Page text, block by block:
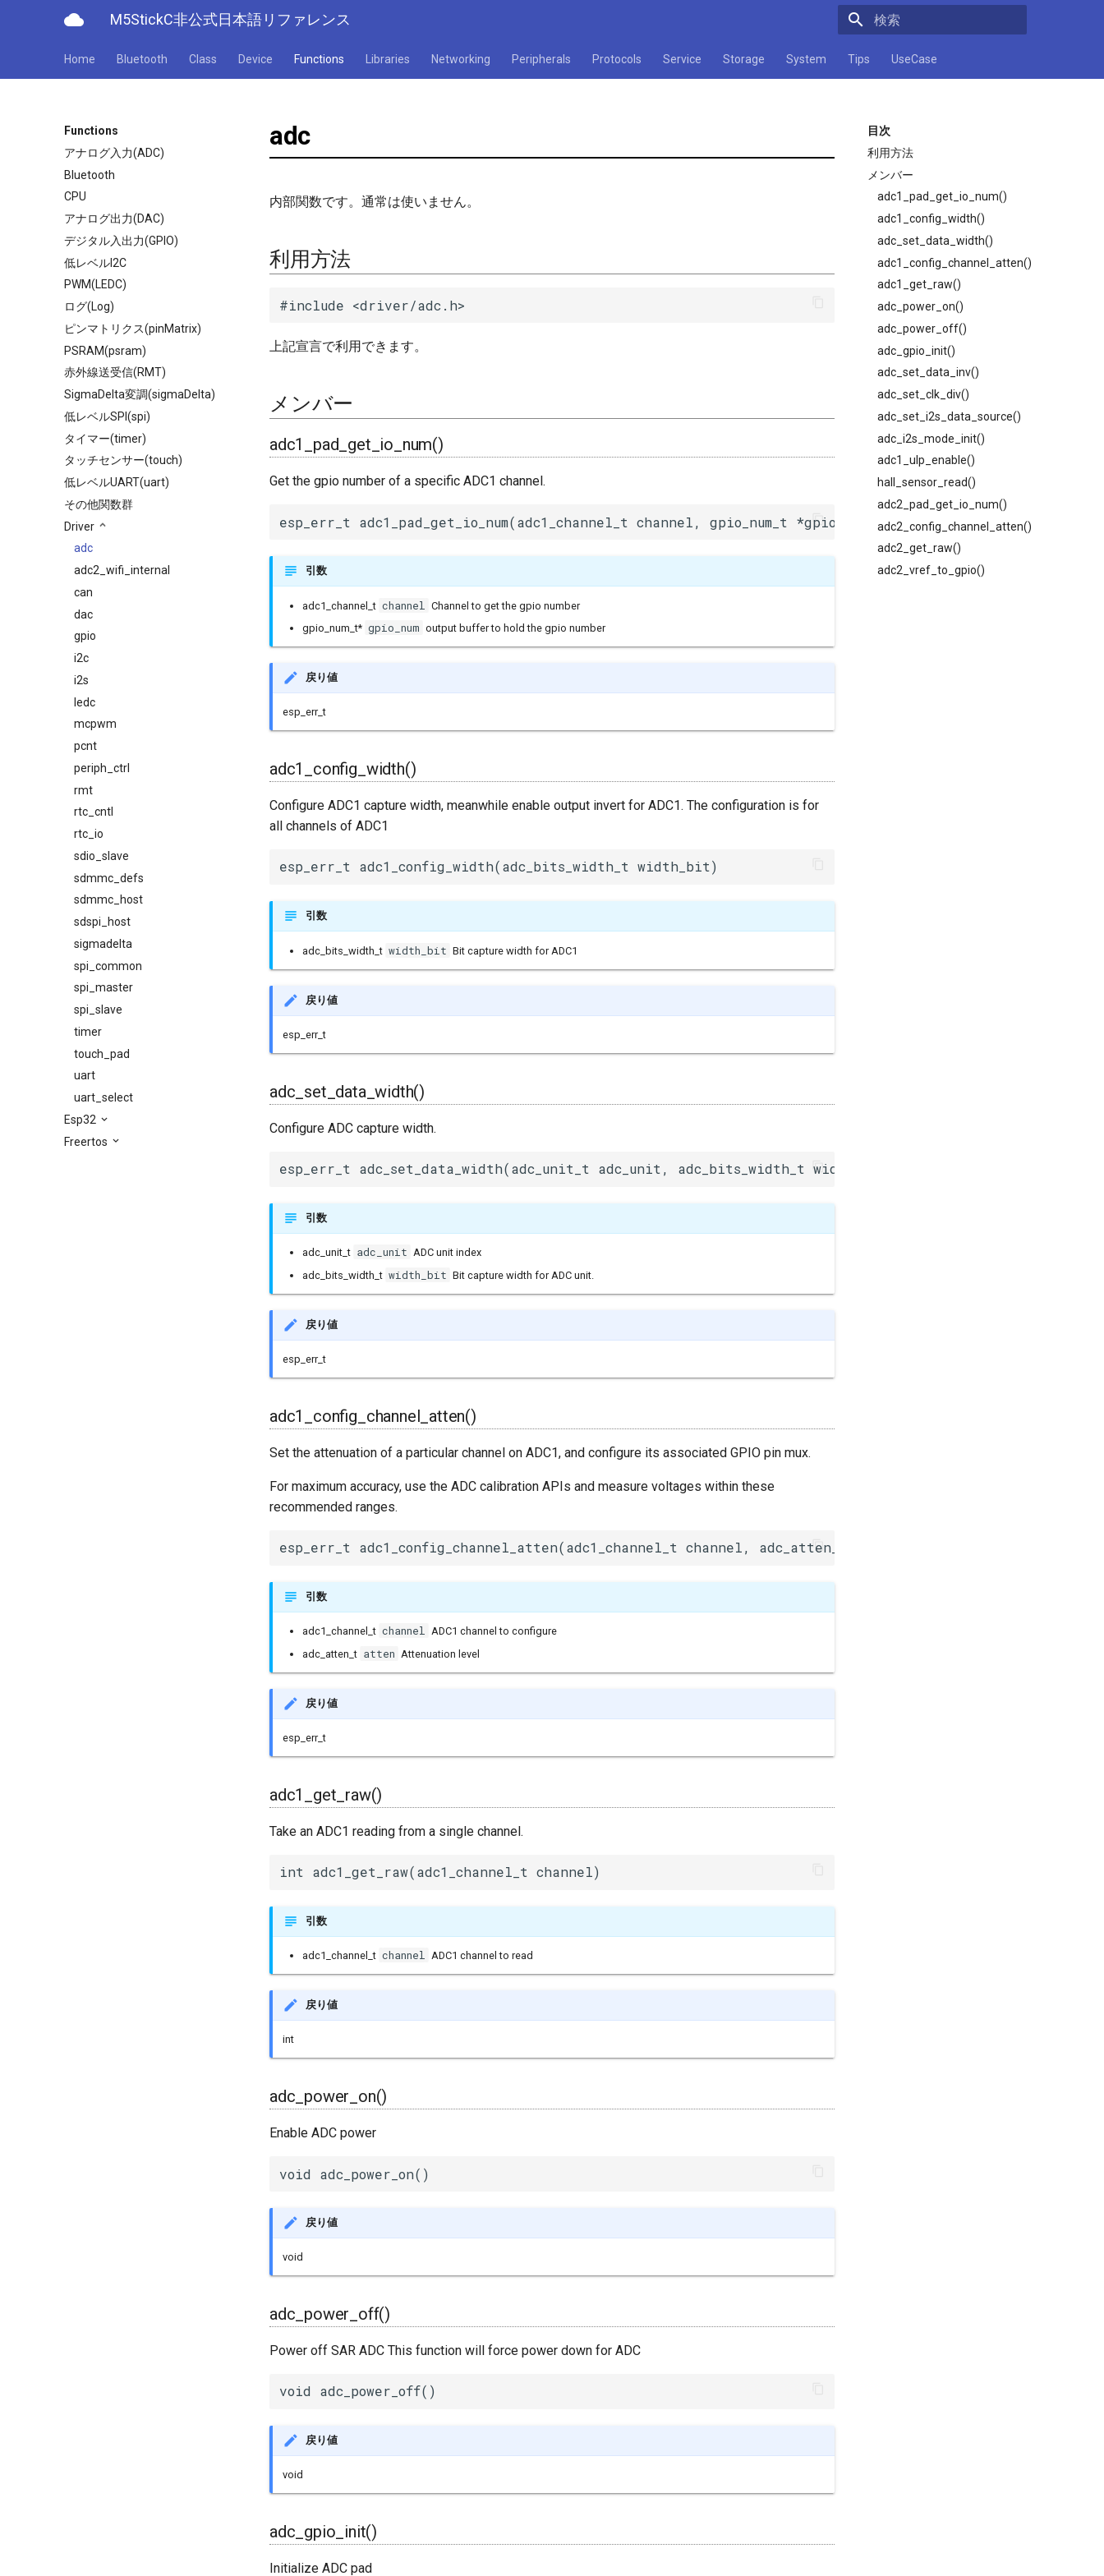
cloud M5StickC非公式日本語リファレンス
Home Bluetooth Class Device Functions Libraries Networking Peripherals Protocols Service Storage System Tips UseCase
Functions
アナログ入力(ADC)
Bluetooth
CPU
アナログ出力(DAC)
デジタル入出力(GPIO)
低レベルI2C
PWM(LEDC)
ログ(Log)
ピンマトリクス(pinMatrix)
PSRAM(psram)
赤外線送受信(RMT)
SigmaDelta変調(sigmaDelta)
低レベルSPI(spi)
タイマー(timer)
タッチセンサー(touch)
低レベルUART(uart)
その他関数群
Driver
adc
adc2_wifi_internal
can
dac
gpio
i2c
i2s
ledc
mcpwm
pcnt
periph_ctrl
rmt
rtc_cntl
rtc_io
sdio_slave
sdmmc_defs
sdmmc_host
sdspi_host
sigmadelta
spi_common
spi_master
spi_slave
timer
touch_pad
uart
uart_select
Esp32
Freertos
目次
利用方法
メンバー
adc1_pad_get_io_num()
adc1_config_width()
adc_set_data_width()
adc1_config_channel_atten()
adc1_get_raw()
adc_power_on()
adc_power_off()
adc_gpio_init()
adc_set_data_inv()
adc_set_clk_div()
adc_set_i2s_data_source()
adc_i2s_mode_init()
adc1_ulp_enable()
hall_sensor_read()
adc2_pad_get_io_num()
adc2_config_channel_atten()
adc2_get_raw()
adc2_vref_to_gpio()
adc
内部関数です。通常は使いません。
利用方法
#include <driver/adc.h>
上記宣言で利用できます。
メンバー
adc1_pad_get_io_num()
Get the gpio number of a specific ADC1 channel.
esp_err_t adc1_pad_get_io_num(adc1_channel_t channel, gpio_num_t *gpio_num)
引数
adc1_channel_t channel
Channel to get the gpio number
gpio_num_t* gpio_num output buffer to hold the gpio number
戻り値
esp_err_t
adc1_config_width()
Configure ADC1 capture width, meanwhile enable output invert for ADC1. The configuration is for
all channels of ADC1
esp_err_t adc1_config_width(adc_bits_width_t width_bit)
引数
adc_bits_width_t width_bit Bit capture width for ADC1
戻り値
esp_err_t
adc_set_data_width()
Configure ADC capture width.
esp_err_t adc_set_data_width(adc_unit_t adc_unit, adc_bits_width_t width_bit)
引数
adc_unit_t adc_unit ADC unit index
adc_bits_width_t width_bit Bit capture width for ADC unit.
戻り値
esp_err_t
adc1_config_channel_atten()
Set the attenuation of a particular channel on ADC1, and configure its associated GPIO pin mux.
For maximum accuracy, use the ADC calibration APIs and measure voltages within these
recommended ranges.
esp_err_t adc1_config_channel_atten(adc1_channel_t channel, adc_atten_t atten)
引数
adc1_channel_t channel ADC1 channel to configure
adc_atten_t atten Attenuation level
戻り値
esp_err_t
adc1_get_raw()
Take an ADC1 reading from a single channel.
int adc1_get_raw(adc1_channel_t channel)
引数
adc1_channel_t channel ADC1 channel to read
戻り値
int
adc_power_on()
Enable ADC power
void adc_power_on()
戻り値
void
adc_power_off()
Power off SAR ADC This function will force power down for ADC
void adc_power_off()
戻り値
void
adc_gpio_init()
Initialize ADC pad